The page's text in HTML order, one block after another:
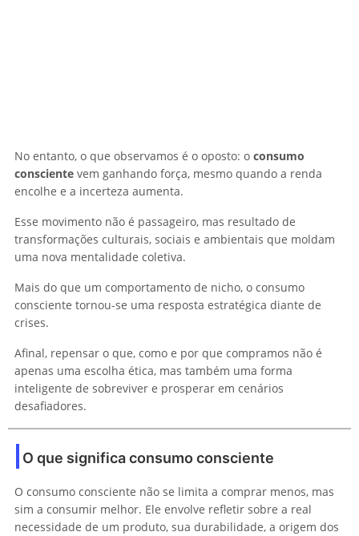
No entanto, o que observamos é o oposto: o consumo
consciente vem ganhando força, mesmo quando a renda
encolhe e a incerteza aumenta.
Esse movimento não é passageiro, mas resultado de
transformações culturais, sociais e ambientais que moldam
uma nova mentalidade coletiva.
Mais do que um comportamento de nicho, o consumo
consciente tornou-se uma resposta estratégica diante de
crises.
Afinal, repensar o que, como e por que compramos não é
apenas uma escolha ética, mas também uma forma
inteligente de sobreviver e prosperar em cenários
desafiadores.
O que significa consumo consciente
O consumo consciente não se limita a comprar menos, mas
sim a consumir melhor. Ele envolve refletir sobre a real
necessidade de um produto, sua durabilidade, a origem dos